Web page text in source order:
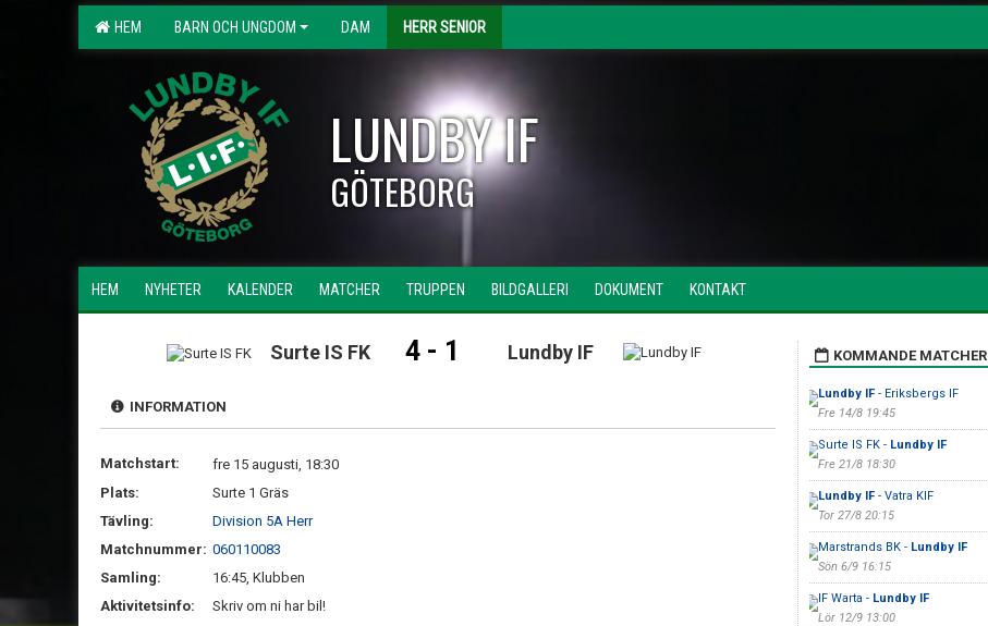
HEM BARN OCH UNGDOM DAM HERR SENIOR
LUNDBY IF
GÖTEBORG
HEM NYHETER KALENDER MATCHER TRUPPEN BILDGALLERI DOKUMENT KONTAKT
Surte IS FK 4 - 1 Lundby IF
INFORMATION
Matchstart:
fre 15 augusti, 18:30
Plats:
Surte 1 Gräs
Tävling:
Division 5A Herr
Matchnummer: 060110083
Samling:
16:45, Klubben
Aktivitetsinfo:
Skriv om ni har bil!
KOMMANDE MATCHER
Lundby IF- Eriksbergs IF
Fre 14/8 19:45
Surte IS FK - Lundby IF
Fre 21/8 18:30
Lundby IF- Vatra KIF
Tor 27/8 20:15
Marstrands BK - Lundby IF
Sön 6/9 16:15
IF Warta - Lundby IF
Lör 12/9 13:00